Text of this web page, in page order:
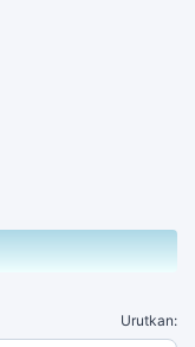
Urutkan: